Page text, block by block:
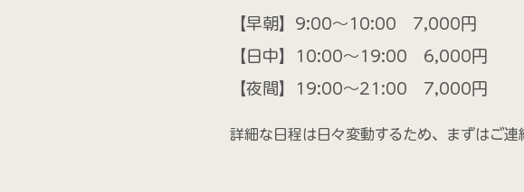
【早朝】9:00〜10:00 7,000円
【日中】10:00〜19:00 6,000円
【夜間】19:00〜21:00 7,000円
詳細な日程は日々変動するため、まずはご連